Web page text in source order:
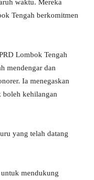
waktu. Mereka
Tengah berkomitmen
Lombok Tengah
mendengar dan
Ia menegaskan
boleh kehilangan
yang telah datang
mendukung